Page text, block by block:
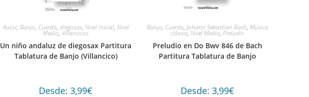
Autor, Banjo, Cuerda, diegosax, Nivel Inicial, Nivel
Medio, Villancicos
Un niño andaluz de diegosax Partitura
Tablatura de Banjo (Villancico)
Desde:3,99€
Banjo, Cuerda, Johann Sebastian Bach, Música
clásica,Nivel Medio,Preludio
Preludio en Do Bwv 846 de Bach
Partitura Tablatura de Banjo
Desde: 3,99€